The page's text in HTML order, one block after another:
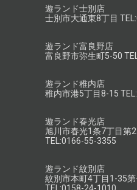
遊ランド士別店
士別市大通東8丁目
遊ランド富良野店
富良野市弥生町5-50
遊ランド稚内店
稚内市港5丁目8-15
遊ランド春光店
旭川市春光1条7丁目第
TEL:0166-55-3355
遊ランド紋別店
紋別市本町4丁目1-35